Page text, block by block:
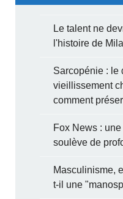
Le talent ne
l'histoire de
Sarcopénie : le
vieillissement
comment
Fox News :
soulève de
Masculinisme,
t-il une